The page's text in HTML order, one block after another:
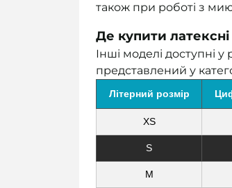
також при роботі з
Де купити
Інші моделі доступні у
представлений у
Літерний розмір
XS
S
M